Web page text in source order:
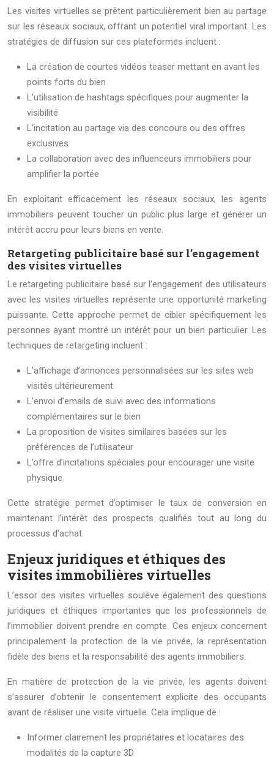
Les visites virtuelles se prêtent particulièrement bien au partage
sur les réseaux sociaux, offrant un potentiel viral important. Les
stratégies de diffusion sur ces plateformes incluent :
La création de courtes vidéos teaser mettant en avant les
points forts du bien
L’utilisation de hashtags spécifiques pour augmenter la
visibilité
L’incitation au partage via des concours ou des offres
exclusives
La collaboration avec des influenceurs immobiliers pour
amplifier la portée
En exploitant efficacement les réseaux sociaux, les agents
immobiliers peuvent toucher un public plus large et générer un
intérêt accru pour leurs biens en vente.
Retargeting publicitaire basé sur l’engagement
des visites virtuelles
Le retargeting publicitaire basé sur l’engagement des utilisateurs
avec les visites virtuelles représente une opportunité marketing
puissante. Cette approche permet de cibler spécifiquement les
personnes ayant montré un intérêt pour un bien particulier. Les
techniques de retargeting incluent :
L’affichage d’annonces personnalisées sur les sites web
visités ultérieurement
L’envoi d’emails de suivi avec des informations
complémentaires sur le bien
La proposition de visites similaires basées sur les
préférences de l’utilisateur
L’offre d’incitations spéciales pour encourager une visite
physique
Cette stratégie permet d’optimiser le taux de conversion en
maintenant l’intérêt des prospects qualifiés tout au long du
processus d’achat.
Enjeux juridiques et éthiques des
visites immobilières virtuelles
L’essor des visites virtuelles soulève également des questions
juridiques et éthiques importantes que les professionnels de
l’immobilier doivent prendre en compte. Ces enjeux concernent
principalement la protection de la vie privée, la représentation
fidèle des biens et la responsabilité des agents immobiliers.
En matière de protection de la vie privée, les agents doivent
s’assurer d’obtenir le consentement explicite des occupants
avant de réaliser une visite virtuelle. Cela implique de :
Informer clairement les propriétaires et locataires des
modalités de la capture 3D